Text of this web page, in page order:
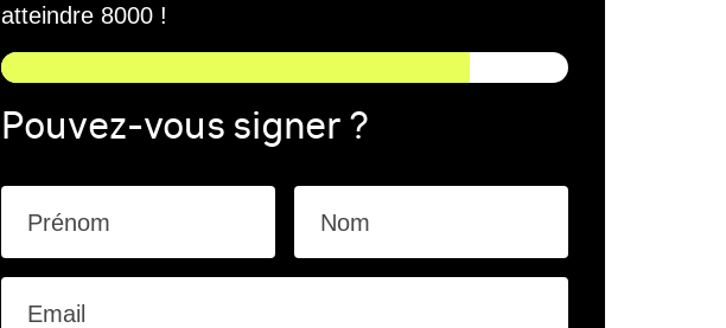
atteindre 8000 !
Pouvez-vous signer ?
Prénom Nom
Email